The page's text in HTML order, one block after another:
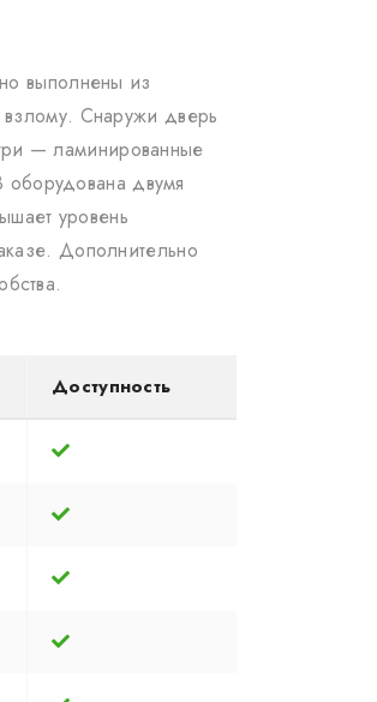
выполнены из
взлому. Снаружи дверь
— ламинированные
двумя
уровень
Дополнительно
Доступность